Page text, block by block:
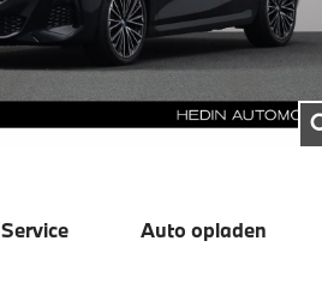
Service Auto opladen